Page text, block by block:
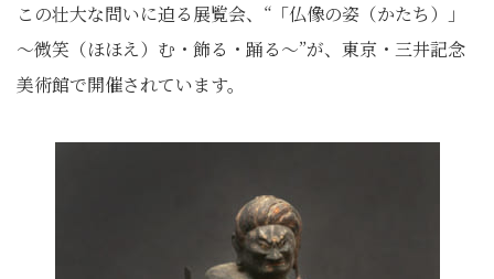
この壮大な問いに迫る展覧会、“「仏像の姿（かたち）」
～微笑（ほほえ）む・飾る・踊る～”が、東京・三井記念
美術館で開催されています。